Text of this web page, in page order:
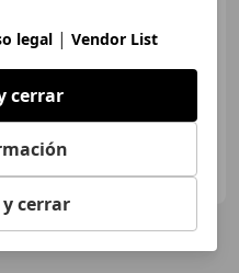
legal | Vendor List
cerrar
cerrar